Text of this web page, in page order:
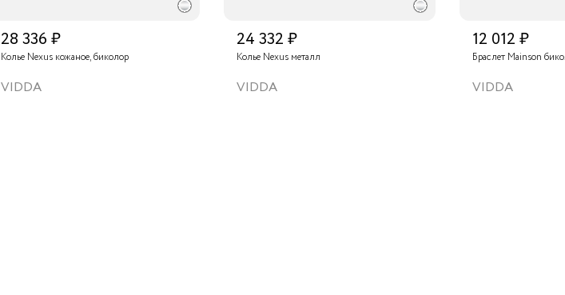
28 336 ₽
Колье Nexus кожаное, биколор
VIDDA
24 332 ₽
Колье Nexus металл
VIDDA
12 012 ₽
Браслет Mainson
VIDDA